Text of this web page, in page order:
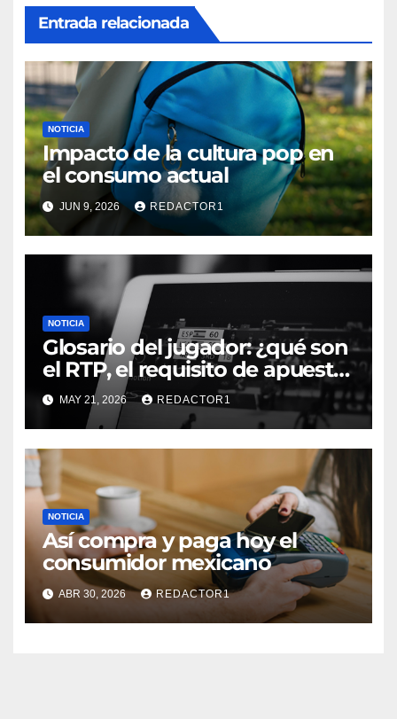
Entrada relacionada
NOTICIA
Impacto de la cultura pop en
el consumo actual
JUN 9, 2026 REDACTOR1
NOTICIA
Glosario del jugador: ¿qué son
el RTP, el requisito de apuesta,
los giros gratis y la volatilidad?
MAY 21, 2026 REDACTOR1
NOTICIA
Así compra y paga hoy el
consumidor mexicano
ABR 30, 2026 REDACTOR1